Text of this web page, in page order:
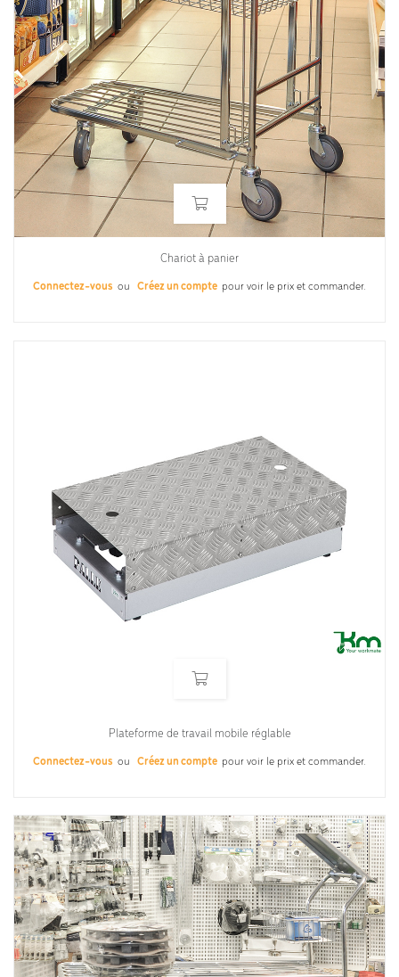
Chariot à panier
Connectez-vous ou Créez un compte pour voir le prix et commander.
Plateforme de travail mobile réglable
Connectez-vous ou Créez un compte pour voir le prix et commander.